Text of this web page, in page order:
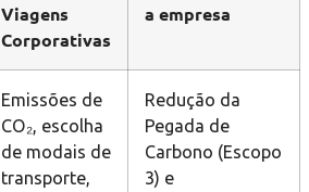
Viagens
Corporativas
a empresa
Emissões de
CO₂ , escolha
de modais de
transporte,
Redução da
Pegada de
Carbono (Escopo
3) e